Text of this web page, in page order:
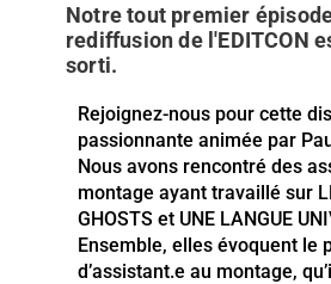
Notre tout premier
rediffusion de l'EDITCON
sorti.
Rejoignez-nous pour cette
passionnante animée par
Nous avons rencontré des
montage ayant travaillé sur
GHOSTS et UNE LANGUE
Ensemble, elles évoquent le
d’assistant.e au montage,